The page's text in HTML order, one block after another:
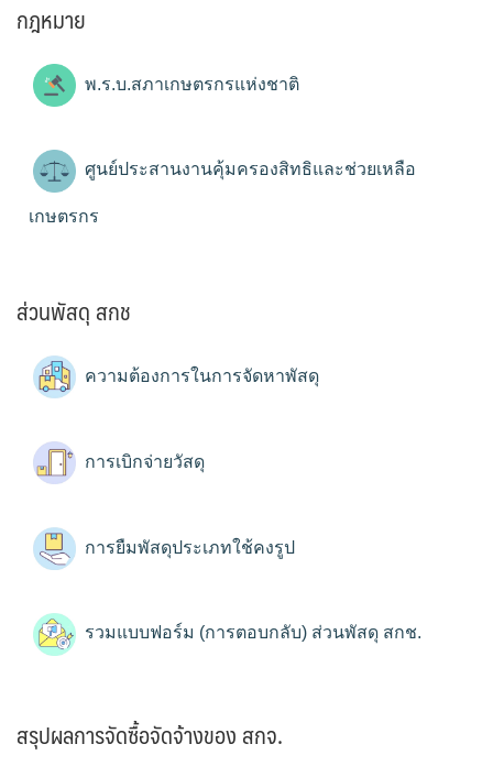
กฎหมาย
พ.ร.บ.สภาเกษตรกรแห่งชาติ
ศูนย์ประสานงานคุ้มครองสิทธิและช่วยเหลือ
เกษตรกร
ส่วนพัสดุ สกช
ความต้องการในการจัดหาพัสดุ
การเบิกจ่ายวัสดุ
การยืมพัสดุประเภทใช้คงรูป
รวมแบบฟอร์ม (การตอบกลับ) ส่วนพัสดุ สกช.
สรุปผลการจัดซื้อจัดจ้างของ สกจ.